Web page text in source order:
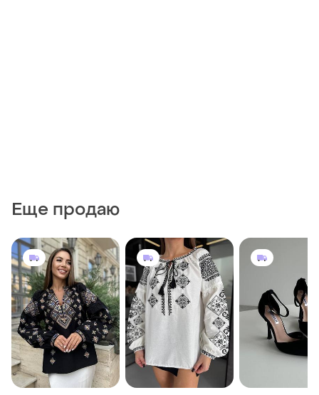
Еще продаю